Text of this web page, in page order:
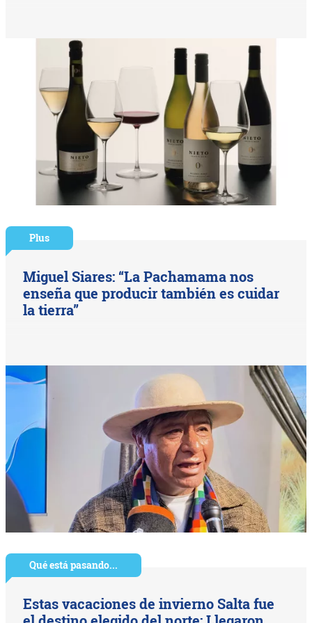
Plus
Miguel Siares: “La Pachamama nos
enseña que producir también es cuidar
la tierra”
Qué está pasando...
Estas vacaciones de invierno Salta fue